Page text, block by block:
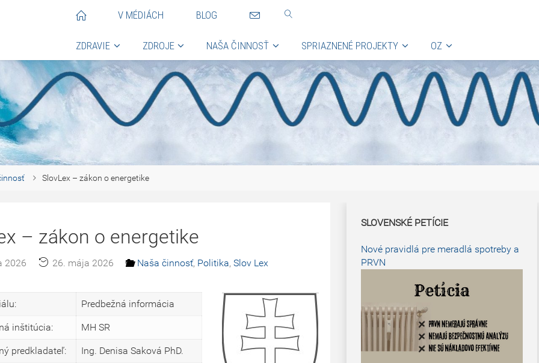
V MÉDIÁCH BLOG
ZDRAVIE ZDROJE NAŠA ČINNOSŤ SPRIAZNENÉ PROJEKTY OZ
SlovLex – zákon o energetike
– zákon o energetike
2026 26. mája 2026 Naša činnosť, Politika, Slov Lex
Predbežná informácia
inštitúcia: MH SR
predkladateľ: Ing. Denisa Saková PhD.
SLOVENSKÉ PETÍCIE
Nové pravidlá pre meradlá spotreby a
PRVN